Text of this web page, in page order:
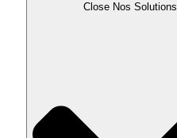
Close Nos Solutions